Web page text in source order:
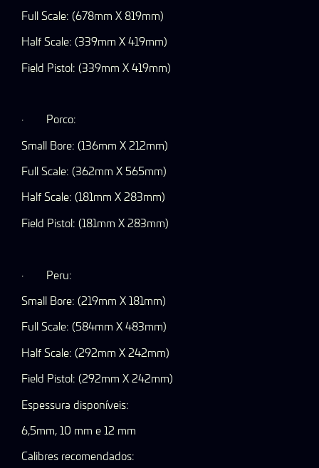
Full Scale: (678mm X 819mm)
Half Scale: (339mm X 419mm)
Field Pistol: (339mm X 419mm)
· Porco:
Small Bore: (136mm X 212mm)
Full Scale: (362mm X 565mm)
Half Scale: (181mm X 283mm)
Field Pistol: (181mm X 283mm)
· Peru:
Small Bore: (219mm X 181mm)
Full Scale: (584mm X 483mm)
Half Scale: (292mm X 242mm)
Field Pistol: (292mm X 242mm)
Espessura disponíveis:
6,5mm, 10 mm e 12 mm
Calibres recomendados: